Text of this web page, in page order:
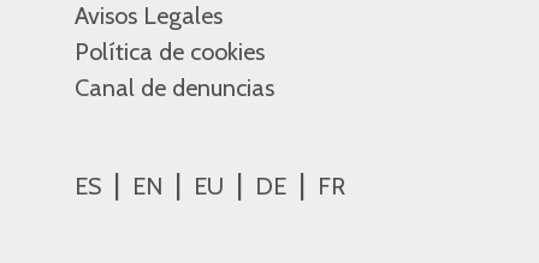
Avisos Legales
Política de cookies
Canal de denuncias
ES EN EU DE FR